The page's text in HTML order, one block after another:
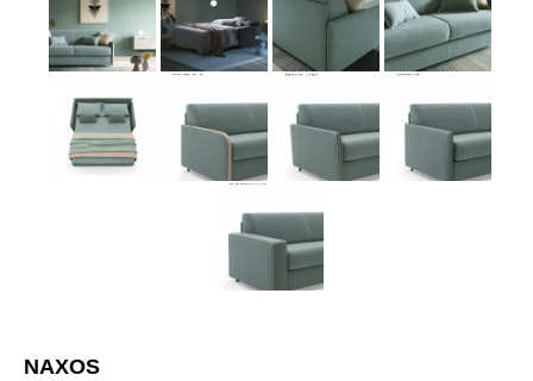
NAXOS